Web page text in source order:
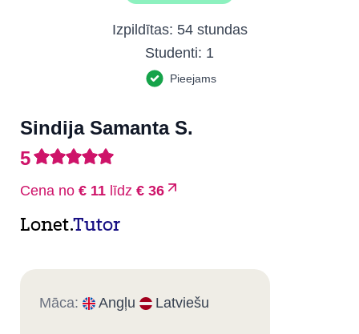
Izpildītas: 54 stundas
Studenti: 1
Pieejams
Sindija Samanta S.
5
Cena no € 11 līdz € 36
Lonet.Tutor
Māca: Angļu Latviešu